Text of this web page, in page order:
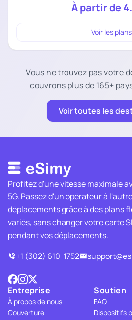
À partir de
Voir les plans
Vous ne trouvez pas votre
couvrons plus de 165+
Voir toutes les
Profitez d'une vitesse maximale
5G. Passez d'un opérateur à
déplacements grâce à des plans
variés, sans changer votre carte
pendant vos déplacements.
+1 (302) 610-1752
Entreprise
À propos de nous
Couverture
Soutien
FAQ
Dispositifs